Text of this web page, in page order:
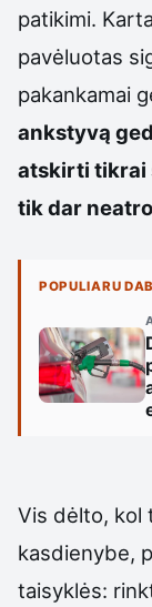
patikimi.
pavėluotas
pakankamai
ankstyvą
atskirti tikrai
tik dar
POPULIARU
Vis dėlto, kol
kasdienybe,
taisyklės: